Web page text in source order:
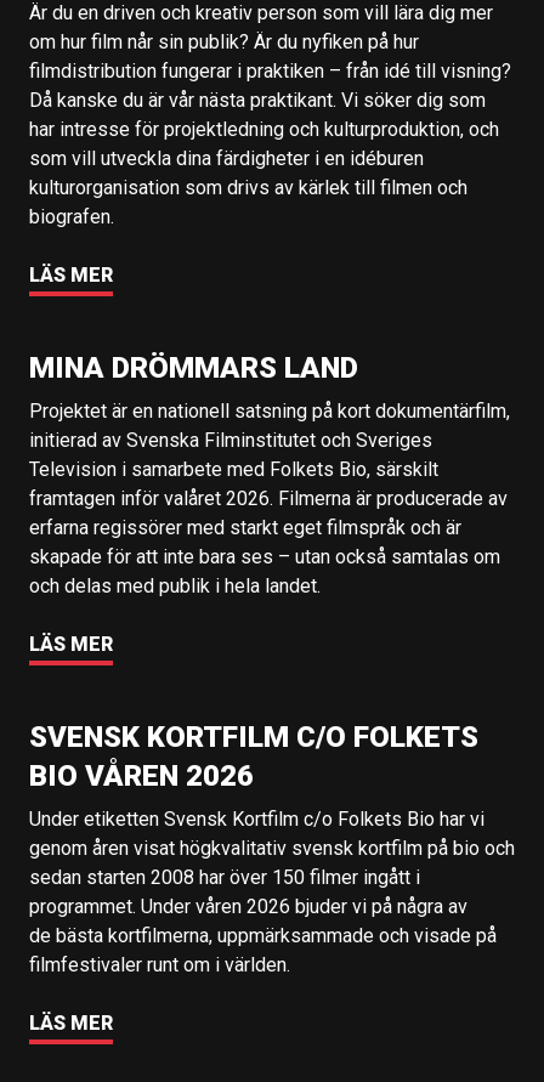
Är du en driven och kreativ person som vill lära dig mer
om hur film når sin publik? Är du nyfiken på hur
filmdistribution fungerar i praktiken – från idé till visning?
Då kanske du är vår nästa praktikant. Vi söker dig som
har intresse för projektledning och kulturproduktion, och
som vill utveckla dina färdigheter i en idéburen
kulturorganisation som drivs av kärlek till filmen och
biografen.
LÄS MER
MINA DRÖMMARS LAND
Projektet är en nationell satsning på kort dokumentärfilm,
initierad av Svenska Filminstitutet och Sveriges
Television i samarbete med Folkets Bio, särskilt
framtagen inför valåret 2026. Filmerna är producerade av
erfarna regissörer med starkt eget filmspråk och är
skapade för att inte bara ses – utan också samtalas om
och delas med publik i hela landet.
LÄS MER
SVENSK KORTFILM C/O FOLKETS
BIO VÅREN 2026
Under etiketten Svensk Kortfilm c/o Folkets Bio har vi
genom åren visat högkvalitativ svensk kortfilm på bio och
sedan starten 2008 har över 150 filmer ingått i
programmet. Under våren 2026 bjuder vi på några av
de bästa kortfilmerna, uppmärksammade och visade på
filmfestivaler runt om i världen.
LÄS MER